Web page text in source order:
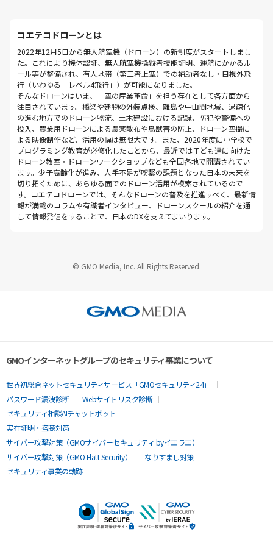
コエテコドローンとは
2022年12月5日から無人航空機（ドローン）の新制度がスタートしまし
た。これにより機体認証、無人航空機操縦者技能証明、運航にかかるル
ール等が整備され、有人地帯（第三者上空）での補助者なし・目視外飛
行（いわゆる「レベル4飛行」）が可能になりました。
そんなドローンはいま、「空の産業革命」を担う存在として各方面から
注目されています。橋梁や建物の外装点検、離島や中山間地域、過疎化
の進む地方でのドローン物流、土木建設における記録、防犯や警備への
投入、農業用ドローンによる農薬散布や鳥獣害の防止、ドローン空撮に
よる映像制作など、活用の幅は無限大です。また、2020年度に小学校で
プログラミング教育が必修化したことから、最近では子ども達に向けた
ドローン教室・ドローンワークショップなども全国各地で開講されてい
ます。少子高齢化が進み、人手不足が喫緊の課題となった日本の未来を
切り拓くために、あらゆる面でのドローン活用が模索されているので
す。コエテコドローンでは、そんなドローンの普及を推進すべく、最新情
報が満載のコラムや有識者インタビュー、ドローンスクールの紹介を通
して情報発信をすることで、日本のDXを支えてまいります。
© GMO Media, Inc. All Rights Reserved.
GMOインターネットグループのセキュリティ事業について
世界初総合ネットセキュリティサービス「GMOセキュリティ24」
パスワード漏洩診断
Webサイトリスク診断
セキュリティ相談AIチャットボット
実在証明・盗聴対策
サイバー攻撃対策（GMOサイバーセキュリティ byイエラエ）
サイバー攻撃対策（GMO Flatt Security）
なりすまし対策
セキュリティ事業の軌跡